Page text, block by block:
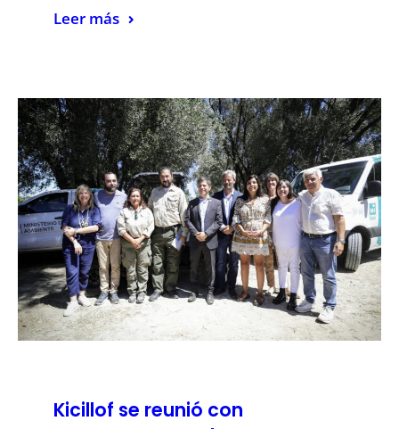
Leer más
Kicillof se reunió con